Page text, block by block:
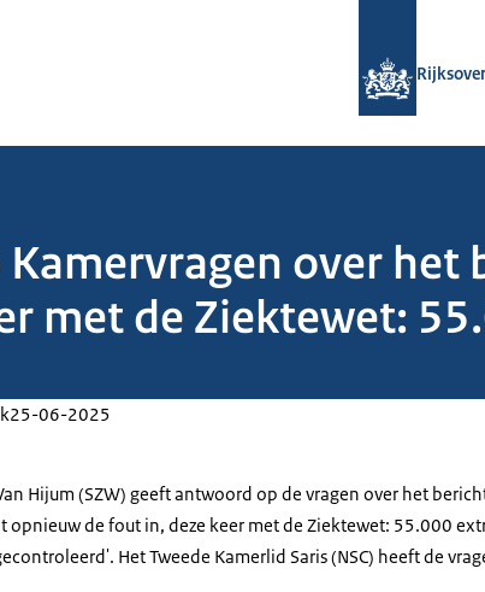
over het
met de Ziektewet:
25-06-2025
Hijum (SZW) geeft antwoord op de vragen over het
opnieuw de fout in, deze keer met de Ziektewet: 55.000
Het Tweede Kamerlid Saris (NSC) heeft de